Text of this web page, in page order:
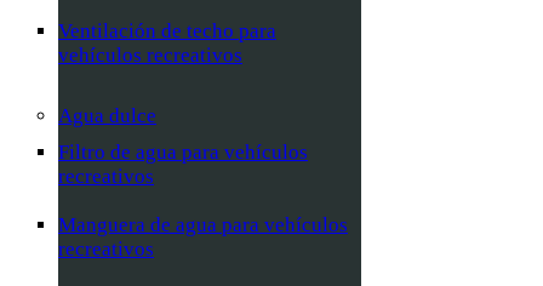
Ventilación de techo para
vehículos recreativos
Agua dulce
Filtro de agua para vehículos
recreativos
Manguera de agua para vehículos
recreativos